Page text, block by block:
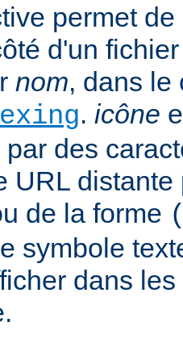
permet
d'un
nom, dans le
. icône
des
URL
de la forme
symbole
dans